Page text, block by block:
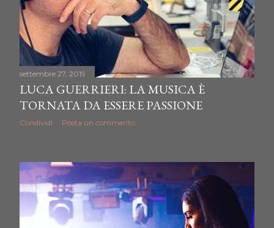
settembre 27, 2019
LUCA GUERRIERI: LA MUSICA È
TORNATA DA ESSERE PASSIONE
Condividi Posta un commento